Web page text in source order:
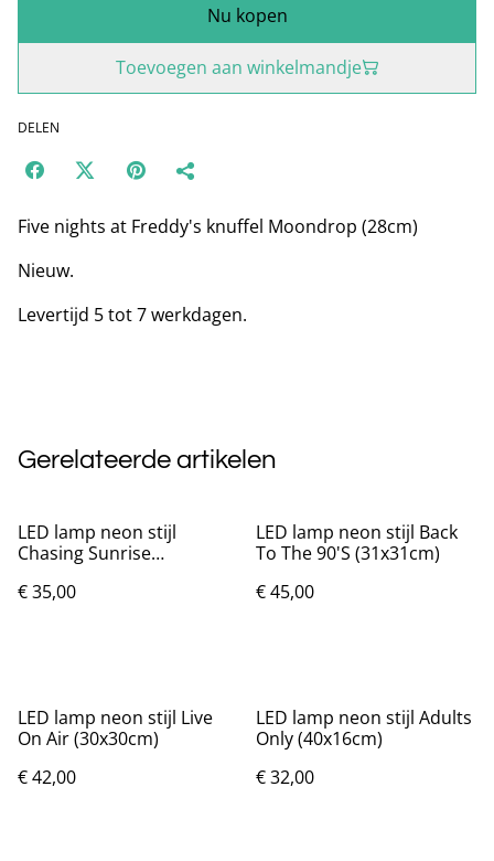
Nu kopen
Toevoegen aan winkelmandje
DELEN
Five nights at Freddy's knuffel Moondrop (28cm)
Nieuw.
Levertijd 5 tot 7 werkdagen.
Gerelateerde artikelen
LED lamp neon stijl
Chasing Sunrise
€ 35,00
LED lamp neon stijl Back
To The 90'S (31x31cm)
€ 45,00
LED lamp neon stijl Live
On Air (30x30cm)
€ 42,00
LED lamp neon stijl Adults
Only (40x16cm)
€ 32,00